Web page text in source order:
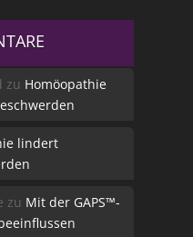
zu Homöopathie
lindert
zu Mit der GAPS™-